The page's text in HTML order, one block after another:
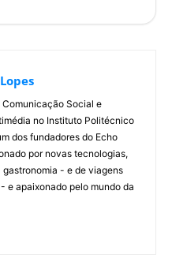
Social e
no Instituto Politécnico
dos fundadores do Echo
por novas tecnologias,
gastronomia - e de viagens
e apaixonado pelo mundo da